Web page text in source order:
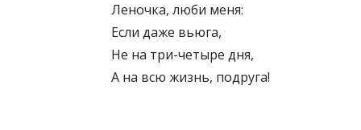
Леночка, люби меня:
Если даже вьюга,
Не на три-четыре дня,
А на всю жизнь, подруга!